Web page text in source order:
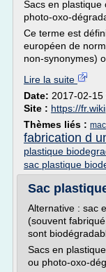
Sacs en plastique
photo-oxo-
Ce terme est
européen de
non-synonymes)
Lire la suite
Date: 2017-02-15
Site : https://
Thèmes liés :
fabrication d
plastique
sac plastique
Sac
Alternative : sac
(souvent
sont
Sacs en
ou photo-oxo-